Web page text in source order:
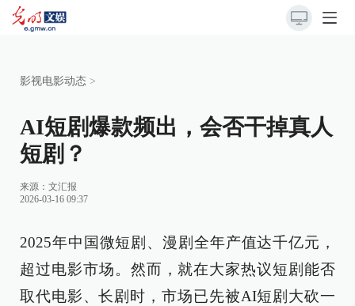
影视电影动态 >
AI短剧爆款频出，会否干掉真人
短剧？
来源： 文汇报
2026-03-16 09:37
2025年中国微短剧、漫剧全年产值达千亿元，
超过电影市场。然而，就在大家热议短剧能否
取代电影、长剧时，市场已先被AI短剧大砍一